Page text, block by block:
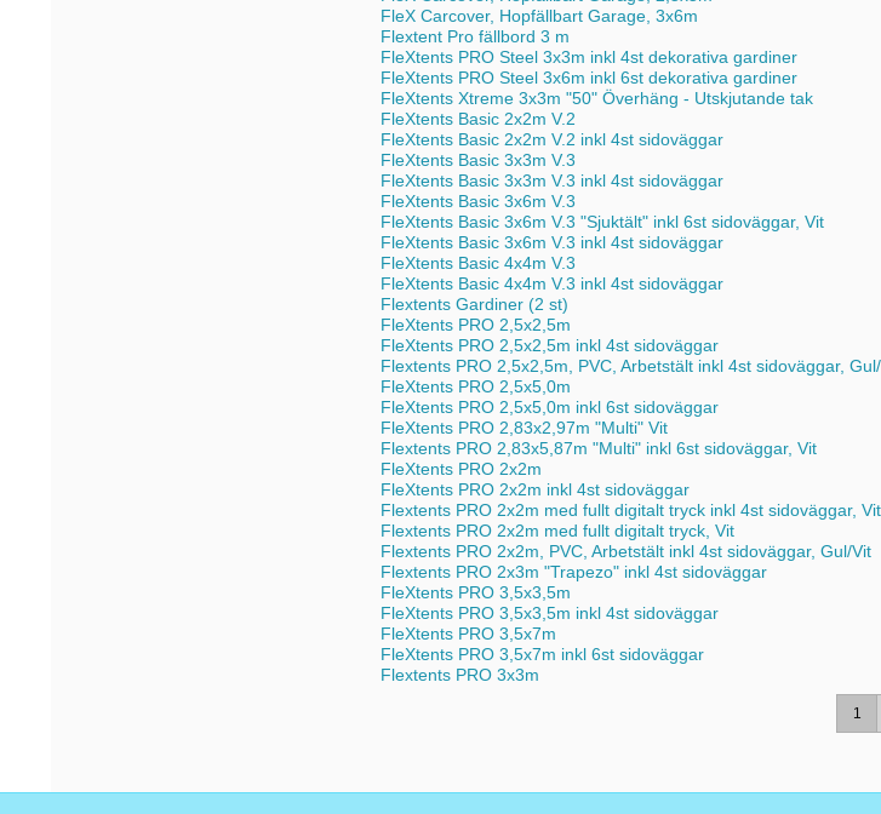
FleX Carcover, Hopfällbart Garage, 3x6m
Flextent Pro fällbord 3 m
FleXtents PRO Steel 3x3m inkl 4st dekorativa gardiner
FleXtents PRO Steel 3x6m inkl 6st dekorativa gardiner
FleXtents Xtreme 3x3m "50" Överhäng - Utskjutande tak
FleXtents Basic 2x2m V.2
FleXtents Basic 2x2m V.2 inkl 4st sidoväggar
FleXtents Basic 3x3m V.3
FleXtents Basic 3x3m V.3 inkl 4st sidoväggar
FleXtents Basic 3x6m V.3
FleXtents Basic 3x6m V.3 "Sjuktält" inkl 6st sidoväggar, Vit
FleXtents Basic 3x6m V.3 inkl 4st sidoväggar
FleXtents Basic 4x4m V.3
FleXtents Basic 4x4m V.3 inkl 4st sidoväggar
Flextents Gardiner (2 st)
FleXtents PRO 2,5x2,5m
FleXtents PRO 2,5x2,5m inkl 4st sidoväggar
Flextents PRO 2,5x2,5m, PVC, Arbetstält inkl 4st sidoväggar,
FleXtents PRO 2,5x5,0m
FleXtents PRO 2,5x5,0m inkl 6st sidoväggar
FleXtents PRO 2,83x2,97m "Multi" Vit
Flextents PRO 2,83x5,87m "Multi" inkl 6st sidoväggar, Vit
FleXtents PRO 2x2m
FleXtents PRO 2x2m inkl 4st sidoväggar
Flextents PRO 2x2m med fullt digitalt tryck inkl 4st sidoväggar, Vit
Flextents PRO 2x2m med fullt digitalt tryck, Vit
Flextents PRO 2x2m, PVC, Arbetstält inkl 4st sidoväggar, Gul/Vit
Flextents PRO 2x3m "Trapezo" inkl 4st sidoväggar
FleXtents PRO 3,5x3,5m
FleXtents PRO 3,5x3,5m inkl 4st sidoväggar
FleXtents PRO 3,5x7m
FleXtents PRO 3,5x7m inkl 6st sidoväggar
Flextents PRO 3x3m
1